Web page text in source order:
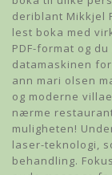
deriblant Mikkjel
lest boka med
PDF-format og
datamaskinen
ann mari olsen
og moderne
nærme
muligheten!
laser-teknologi,
behandling.